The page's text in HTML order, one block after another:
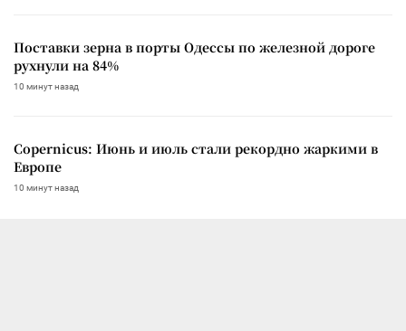
Поставки зерна в порты Одессы по железной дороге
рухнули на 84%
10 минут назад
Copernicus: Июнь и июль стали рекордно жаркими в
Европе
10 минут назад